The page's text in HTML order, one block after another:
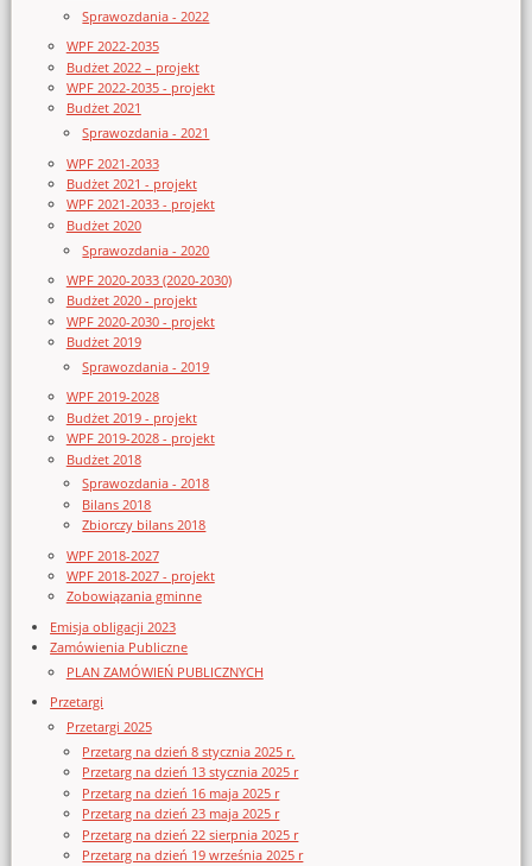
Sprawozdania - 2022
WPF 2022-2035
Budżet 2022 – projekt
WPF 2022-2035 - projekt
Budżet 2021
Sprawozdania - 2021
WPF 2021-2033
Budżet 2021 - projekt
WPF 2021-2033 - projekt
Budżet 2020
Sprawozdania - 2020
WPF 2020-2033 (2020-2030)
Budżet 2020 - projekt
WPF 2020-2030 - projekt
Budżet 2019
Sprawozdania - 2019
WPF 2019-2028
Budżet 2019 - projekt
WPF 2019-2028 - projekt
Budżet 2018
Sprawozdania - 2018
Bilans 2018
Zbiorczy bilans 2018
WPF 2018-2027
WPF 2018-2027 - projekt
Zobowiązania gminne
Emisja obligacji 2023
Zamówienia Publiczne
PLAN ZAMÓWIEŃ PUBLICZNYCH
Przetargi
Przetargi 2025
Przetarg na dzień 8 stycznia 2025 r.
Przetarg na dzień 13 stycznia 2025 r
Przetarg na dzień 16 maja 2025 r
Przetarg na dzień 23 maja 2025 r
Przetarg na dzień 22 sierpnia 2025 r
Przetarg na dzień 19 września 2025 r